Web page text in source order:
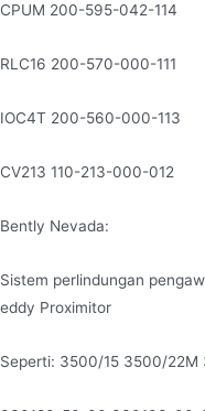
CPUM 200-595-042-114
RLC16 200-570-000-111
IOC4T 200-560-000-113
CV213 110-213-000-012
Bently Nevada:
Sistem perlindungan
eddy Proximitor
Seperti: 3500/15 3500/